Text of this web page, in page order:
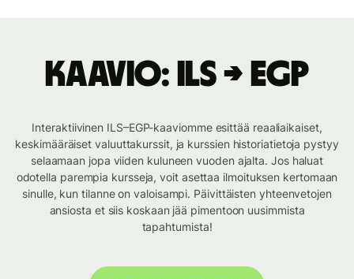
Kaavio: ILS → EGP
Interaktiivinen ILS–EGP-kaaviomme esittää reaaliaikaiset,
keskimääräiset valuuttakurssit, ja kurssien historiatietoja pystyy
selaamaan jopa viiden kuluneen vuoden ajalta. Jos haluat
odotella parempia kursseja, voit asettaa ilmoituksen kertomaan
sinulle, kun tilanne on valoisampi. Päivittäisten yhteenvetojen
ansiosta et siis koskaan jää pimentoon uusimmista
tapahtumista!